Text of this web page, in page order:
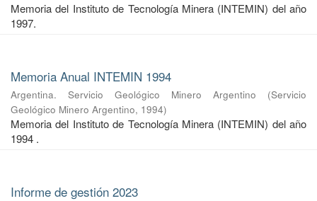
Memoria del Instituto de Tecnología Minera (INTEMIN) del año
1997.
Memoria Anual INTEMIN 1994
Argentina. Servicio Geológico Minero Argentino (Servicio
Geológico Minero Argentino, 1994)
Memoria del Instituto de Tecnología Minera (INTEMIN) del año
1994 .
Informe de gestión 2023